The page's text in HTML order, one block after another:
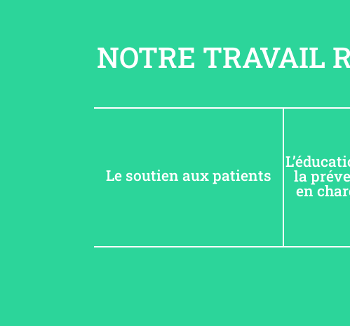
NOTRE TRAVAIL
Le soutien aux patients la
en